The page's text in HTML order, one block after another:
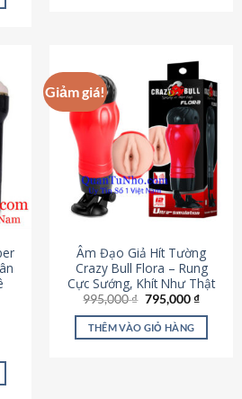
Giảm giá!
Âm Đạo Giả Hít Tường
Crazy Bull Flora – Rung
Cực Sướng, Khít Như Thật
995,000₫ Giá
là:
995,000 ₫.
795,000₫Giá
tại
THÊM VÀO GIỎ HÀNG